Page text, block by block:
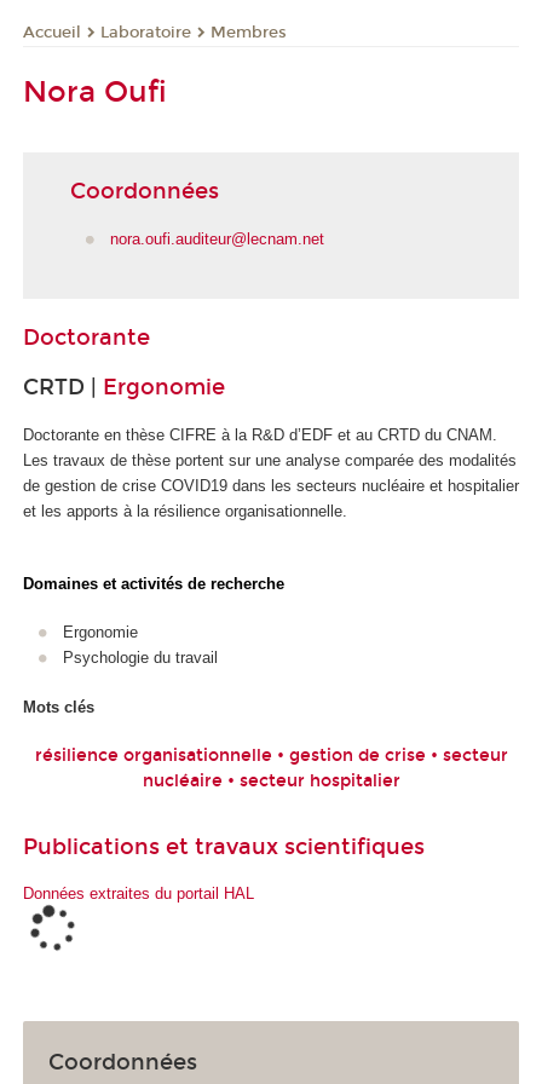
Accueil Laboratoire Membres
Nora Oufi
Coordonnées
nora.oufi.auditeur@lecnam.net
Doctorante
CRTD | Ergonomie
Doctorante en thèse CIFRE à la R&D d’EDF et au CRTD du CNAM.
Les travaux de thèse portent sur une analyse comparée des modalités
de gestion de crise COVID19 dans les secteurs nucléaire et hospitalier
et les apports à la résilience organisationnelle.
Domaines et activités de recherche
Ergonomie
Psychologie du travail
Mots clés
résilience organisationnelle • gestion de crise • secteur
nucléaire • secteur hospitalier
Publications et travaux scientifiques
Données extraites du portail HAL
Coordonnées